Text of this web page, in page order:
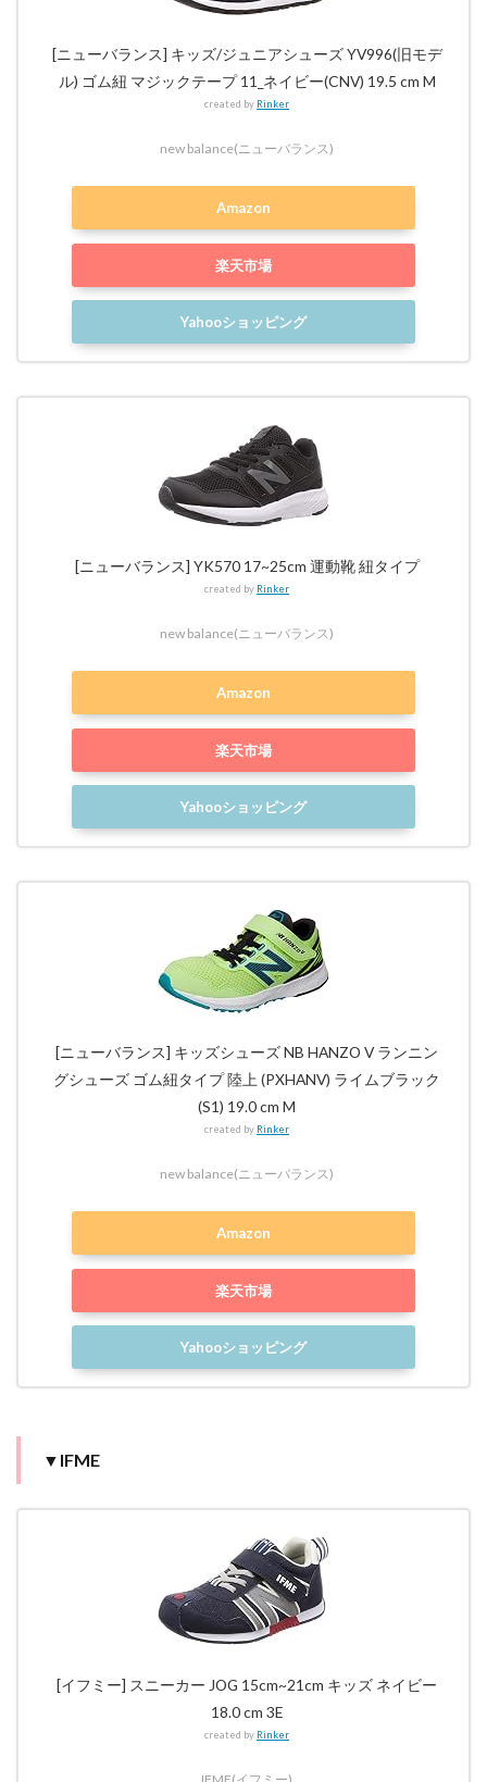
[ニューバランス] キッズ/ジュニアシューズ YV996(旧モデ
ル) ゴム紐 マジックテープ 11_ネイビー(CNV) 19.5 cm M
created by Rinker
new balance(ニューバランス)
Amazon
楽天市場
Yahooショッピング
[ニューバランス] YK570 17~25cm 運動靴 紐タイプ
created by Rinker
new balance(ニューバランス)
Amazon
楽天市場
Yahooショッピング
[ニューバランス] キッズシューズ NB HANZO V ランニン
グシューズ ゴム紐タイプ 陸上 (PXHANV) ライムブラック
(S1) 19.0 cm M
created by Rinker
new balance(ニューバランス)
Amazon
楽天市場
Yahooショッピング
▼IFME
[イフミー] スニーカー JOG 15cm~21cm キッズ ネイビー
18.0 cm 3E
created by Rinker